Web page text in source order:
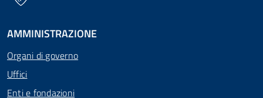
AMMINISTRAZIONE
Organi di governo
Uffici
Enti e fondazioni